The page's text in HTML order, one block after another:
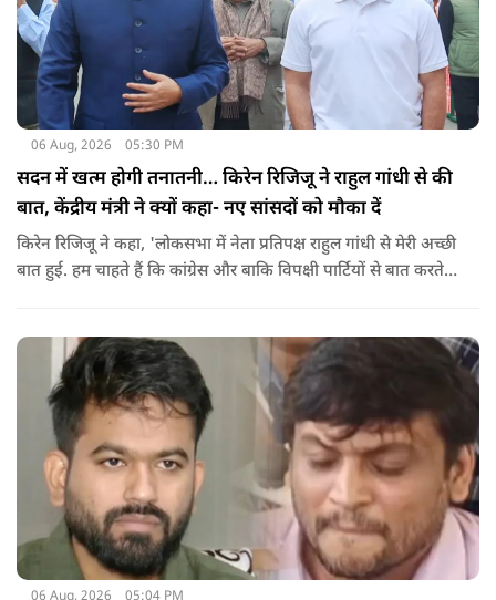
06 Aug, 2026 05:30 PM
सदन में खत्म होगी तनातनी… किरेन रिजिजू ने राहुल गांधी से की
बात, केंद्रीय मंत्री ने क्यों कहा- नए सांसदों को मौका दें
किरेन रिजिजू ने कहा, 'लोकसभा में नेता प्रतिपक्ष राहुल गांधी से मेरी अच्छी
बात हुई. हम चाहते हैं कि कांग्रेस और बाकि विपक्षी पार्टियों से बात करते
06 Aug, 2026 05:04 PM